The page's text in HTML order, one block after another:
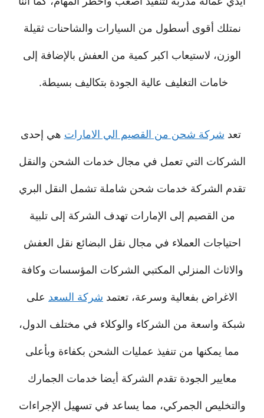
نمتلك أقوى أسطول من السيارات والشاحنات ثقيلة
الوزن، لاستيعاب اكبر كمية من العفش بالإضافة إلى
خامات التغليف عالية الجودة بتكاليف بسيطة.
تعد شركة شحن من القصيم الي الامارات هي إحدى
الشركات التي تعمل في مجال خدمات الشحن والنقل
تقدم الشركة خدمات شحن شاملة تشمل النقل البري
من القصيم إلى الإمارات تهدف الشركة إلى تلبية
احتياجات العملاء في مجال نقل البضائع نقل العفش
والاثاث المنزلي المكتبي الشركات المؤسسات وكافة
الاغراض بفعالية وسرعة، تعتمد شركة السعد على
شبكة واسعة من الشركاء والوكلاء في مختلف الدول،
مما يمكنها من تنفيذ عمليات الشحن بكفاءة وبأعلى
معايير الجودة تقدم الشركة أيضا خدمات الجمارك
والتخليص الجمركي، مما يساعد في تسهيل الإجراءات